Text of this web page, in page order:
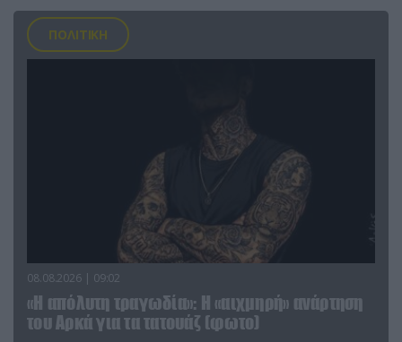
ΠΟΛΙΤΙΚΗ
08.08.2026 | 09:02
«Η απόλυτη τραγωδία»: Η «αιχμηρή» ανάρτηση
του Αρκά για τα τατουάζ (φωτο)